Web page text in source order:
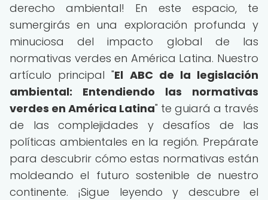
derecho ambiental! En este espacio, te
sumergirás en una exploración profunda y
minuciosa del impacto global de las
normativas verdes en América Latina. Nuestro
artículo principal "El ABC de la legislación
ambiental: Entendiendo las normativas
verdes en América Latina" te guiará a través
de las complejidades y desafíos de las
políticas ambientales en la región. Prepárate
para descubrir cómo estas normativas están
moldeando el futuro sostenible de nuestro
continente. ¡Sigue leyendo y descubre el